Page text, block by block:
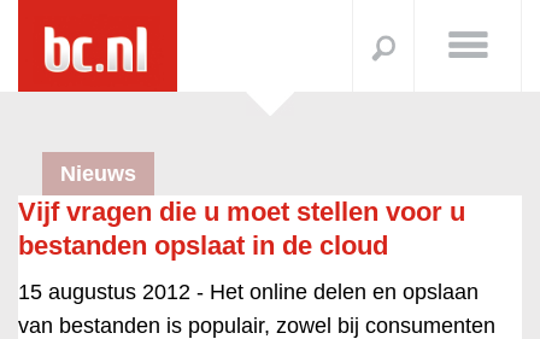
Nieuws
Vijf vragen die u moet stellen voor u
bestanden opslaat in de cloud
15 augustus 2012 - Het online delen en opslaan
van bestanden is populair, zowel bij consumenten